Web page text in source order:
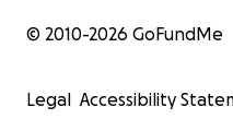
© 2010-2026 GoFundMe
Legal Accessibility